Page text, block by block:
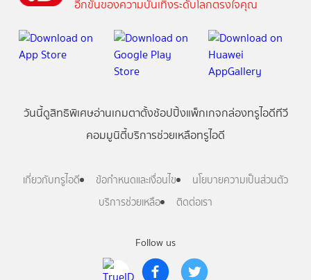
Follow us
อีกขั้นของความบันเทิงระดับโลกตรงใจคุณ
วันนี้ดูสิทธิพิเศษอ่านเกมตาตั้งช้อปปิ้งแพ็กเกจกล่องทรูไอดีทีวี
คอมมูนิตี้บริการช่วยเหลือทรูไอดี
เกี่ยวกับทรูไอดี ข้อกำหนดและเงื่อนไข
นโยบายความเป็นส่วนตัว
บริการช่วยเหลือ
ติดต่อเรา